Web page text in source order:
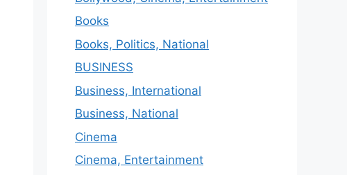
Books
Books, Politics, National
BUSINESS
Business, International
Business, National
Cinema
Cinema, Entertainment